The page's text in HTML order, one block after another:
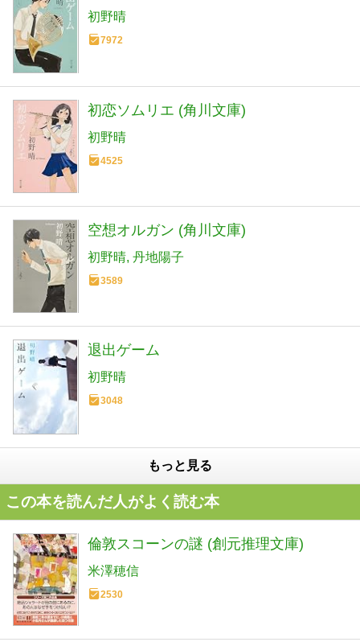
初野晴
7972
初恋ソムリエ (角川文庫)
初野晴
4525
空想オルガン (角川文庫)
初野晴 丹地陽子
3589
退出ゲーム
初野晴
3048
もっと見る
この本を読んだ人がよく読む本
倫敦スコーンの謎 (創元推理文庫)
米澤穂信
2530